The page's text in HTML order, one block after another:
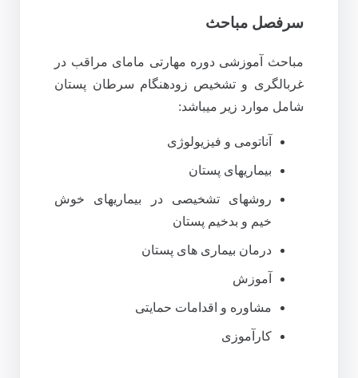
سرفصل مباحث
مباحث آموزشی دوره مهارتی مامای مراقب در
غربالگری و تشخیص زودهنگام سرطان پستان
شامل موارد زیر میباشد:
آناتومی و فیزیولوژی
بیماریهای پستان
روشهای تشخیصی در بیماریهای خوش
خیم و بدخیم پستان
درمان بیماری های پستان
آموزش
مشاوره و اقدامات حمایتی
کارآموزی